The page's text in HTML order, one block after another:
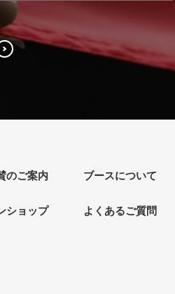
のご案内 ブースについて
ショップ よくあるご質問